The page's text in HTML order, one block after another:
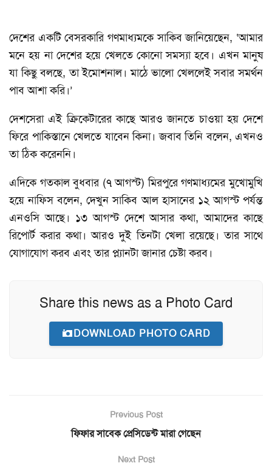
দেশের একটি বেসরকারি গণমাধ্যমকে সাকিব জানিয়েছেন, ‘আমার
মনে হয় না দেশের হয়ে খেলতে কোনো সমস্যা হবে। এখন মানুষ
যা কিছু বলছে, তা ইমোশনাল। মাঠে ভালো খেললেই সবার সমর্থন
পাব আশা করি।’
দেশসেরা এই ক্রিকেটারের কাছে আরও জানতে চাওয়া হয় দেশে
ফিরে পাকিস্তানে খেলতে যাবেন কিনা। জবাব তিনি বলেন, এখনও
তা ঠিক করেননি।
এদিকে গতকাল বুধবার (৭ আগস্ট) মিরপুরে গণমাধ্যমের মুখোমুখি
হয়ে নাফিস বলেন, দেখুন সাকিব আল হাসানের ১২ আগস্ট পর্যন্ত
এনওসি আছে। ১৩ আগস্ট দেশে আসার কথা, আমাদের কাছে
রিপোর্ট করার কথা। আরও দুই তিনটা খেলা রয়েছে। তার সাথে
যোগাযোগ করব এবং তার প্ল্যানটা জানার চেষ্টা করব।
Share this news as a Photo Card
DOWNLOAD PHOTO CARD
Previous Post
ফিফার সাবেক প্রেসিডেন্ট মারা গেছেন
Next Post